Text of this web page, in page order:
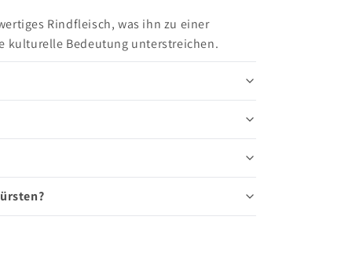
Rindfleisch, was ihn zu einer
kulturelle Bedeutung unterstreichen.